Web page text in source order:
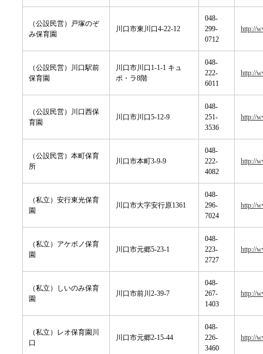
（公設民営）戸塚のぞ
み保育園
川口市東川口4-22-12
048-
299-
0712
http://
（公設民営）川口駅前
保育園
川口市川口1-1-1 キュ
ポ・ラ8階
048-
222-
6011
http://
（公設民営）川口西保
育園
川口市川口5-12-9
048-
251-
3536
http://
（公設民営）本町保育
所
川口市本町3-9-9
048-
222-
4082
http://
（私立）安行東光保育
園
川口市大字安行原1361
048-
296-
7024
http://
（私立）アケボノ保育
園
川口市元郷5-23-1
048-
223-
2727
http://
（私立）しいのみ保育
園
川口市前川2-39-7
048-
267-
1403
http://
（私立）レオ保育園川
口
川口市元郷2-15-44
048-
226-
3460
http://